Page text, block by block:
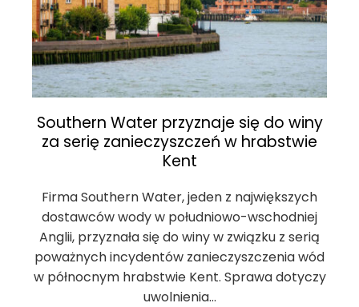
Southern Water przyznaje się do winy
za serię zanieczyszczeń w hrabstwie
Kent
Firma Southern Water, jeden z największych
dostawców wody w południowo-wschodniej
Anglii, przyznała się do winy w związku z serią
poważnych incydentów zanieczyszczenia wód
w północnym hrabstwie Kent. Sprawa dotyczy
uwolnienia…